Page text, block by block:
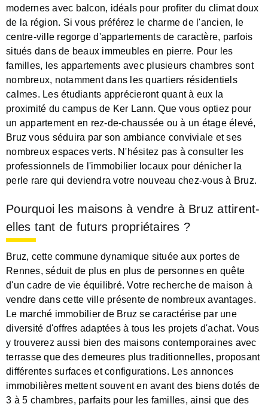
modernes avec balcon, idéals pour profiter du climat doux
de la région. Si vous préférez le charme de l'ancien, le
centre-ville regorge d'appartements de caractère, parfois
situés dans de beaux immeubles en pierre. Pour les
familles, les appartements avec plusieurs chambres sont
nombreux, notamment dans les quartiers résidentiels
calmes. Les étudiants apprécieront quant à eux la
proximité du campus de Ker Lann. Que vous optiez pour
un appartement en rez-de-chaussée ou à un étage élevé,
Bruz vous séduira par son ambiance conviviale et ses
nombreux espaces verts. N'hésitez pas à consulter les
professionnels de l'immobilier locaux pour dénicher la
perle rare qui deviendra votre nouveau chez-vous à Bruz.
Pourquoi les maisons à vendre à Bruz attirent-
elles tant de futurs propriétaires ?
Bruz, cette commune dynamique située aux portes de
Rennes, séduit de plus en plus de personnes en quête
d'un cadre de vie équilibré. Votre recherche de maison à
vendre dans cette ville présente de nombreux avantages.
Le marché immobilier de Bruz se caractérise par une
diversité d'offres adaptées à tous les projets d'achat. Vous
y trouverez aussi bien des maisons contemporaines avec
terrasse que des demeures plus traditionnelles, proposant
différentes surfaces et configurations. Les annonces
immobilières mettent souvent en avant des biens dotés de
3 à 5 chambres, parfaits pour les familles, ainsi que des